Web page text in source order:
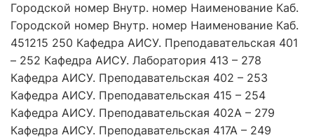
Городской номер Внутр. номер Наименование Каб.
Городской номер Внутр. номер Наименование Каб.
451215 250 Кафедра АИСУ. Преподавательская 401
– 252 Кафедра АИСУ. Лаборатория 413 – 278
Кафедра АИСУ. Преподавательская 402 – 253
Кафедра АИСУ. Преподавательская 415 – 254
Кафедра АИСУ. Преподавательская 402А – 279
Кафедра АИСУ. Преподавательская 417А – 249